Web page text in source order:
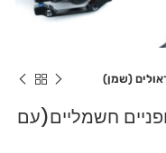
(שמן)
חשמליים(עם